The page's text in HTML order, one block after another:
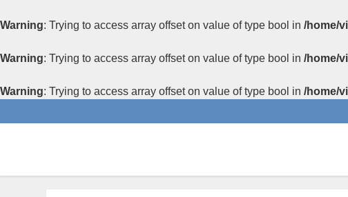
Warning: Trying to access array offset on value of type bool in /home/
Warning: Trying to access array offset on value of type bool in /home/
Warning: Trying to access array offset on value of type bool in /home/